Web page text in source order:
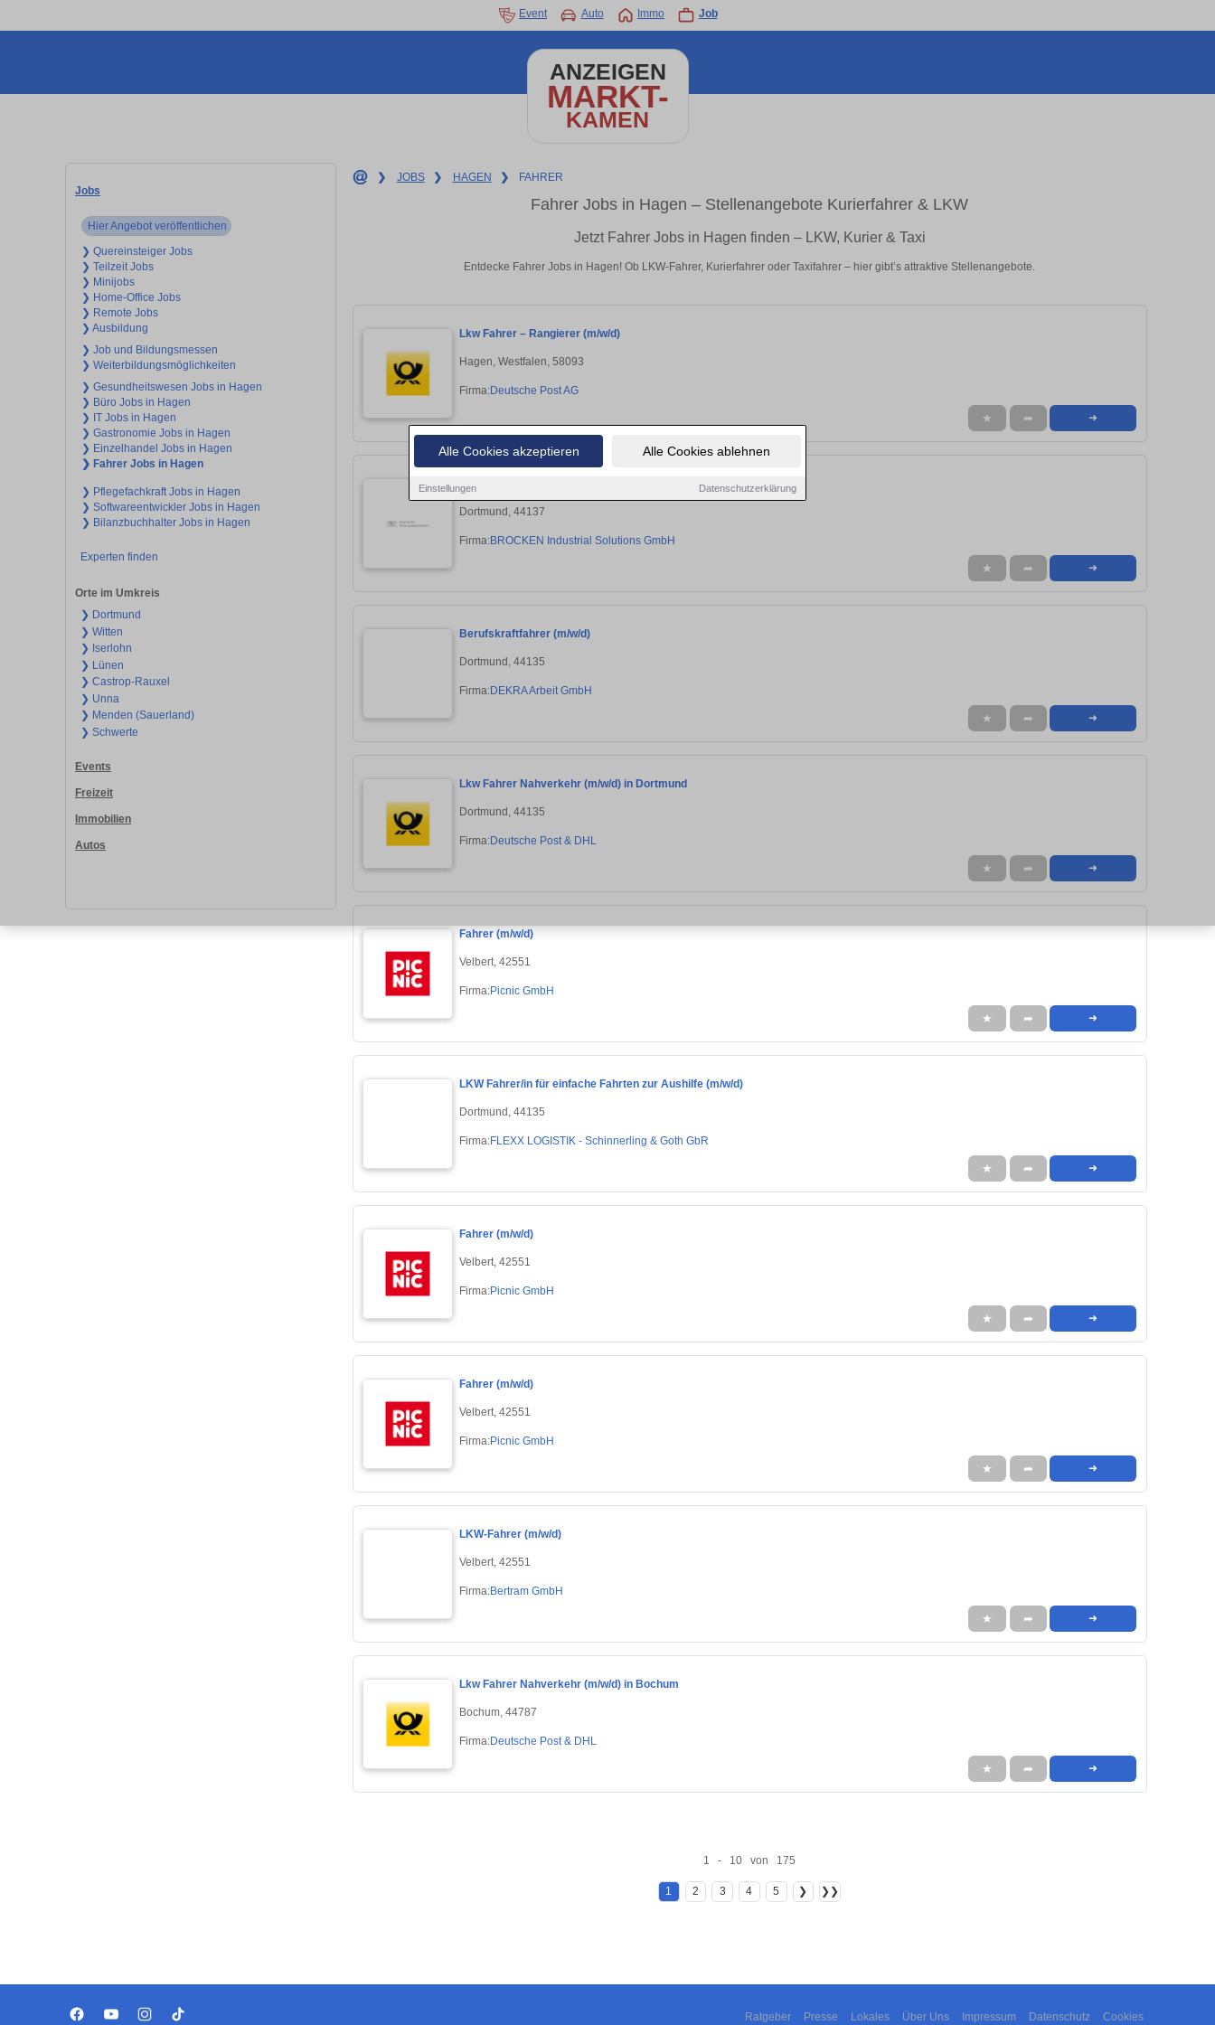
Alle Cookies akzeptieren Alle Cookies ablehnen
Einstellungen Datenschutzerklärung
Event Auto Immo Job
ANZEIGEN
MARKT-
KAMEN
Jobs
Hier Angebot veröffentlichen
❯ Quereinsteiger Jobs
❯ Teilzeit Jobs
❯ Minijobs
❯ Home-Office Jobs
❯ Remote Jobs
❯ Ausbildung
❯ Job und Bildungsmessen
❯ Weiterbildungsmöglichkeiten
❯ Gesundheitswesen Jobs in Hagen
❯ Büro Jobs in Hagen
❯ IT Jobs in Hagen
❯ Gastronomie Jobs in Hagen
❯ Einzelhandel Jobs in Hagen
❯ Fahrer Jobs in Hagen
❯ Pflegefachkraft Jobs in Hagen
❯ Softwareentwickler Jobs in Hagen
❯ Bilanzbuchhalter Jobs in Hagen
Experten finden
Orte im Umkreis
❯ Dortmund
❯ Witten
❯ Iserlohn
❯ Lünen
❯ Castrop-Rauxel
❯ Unna
❯ Menden (Sauerland)
❯ Schwerte
Events
Freizeit
Immobilien
Autos
❯ JOBS ❯ HAGEN ❯ FAHRER
Fahrer Jobs in Hagen – Stellenangebote Kurierfahrer & LKW
Jetzt Fahrer Jobs in Hagen finden – LKW, Kurier & Taxi
Entdecke Fahrer Jobs in Hagen! Ob LKW-Fahrer, Kurierfahrer oder Taxifahrer – hier gibt’s attraktive Stellenangebote.
Lkw Fahrer – Rangierer (m/w/d)
Hagen, Westfalen, 58093
Firma:Deutsche Post AG
★ ➦ ➜
LKW-Fahrer / Maschinenführer (m/w/d) - Saug- & Luftfördertechnik
Dortmund, 44137
Firma:BROCKEN Industrial Solutions GmbH
★ ➦ ➜
Berufskraftfahrer (m/w/d)
Dortmund, 44135
Firma:DEKRA Arbeit GmbH
★ ➦ ➜
Lkw Fahrer Nahverkehr (m/w/d) in Dortmund
Dortmund, 44135
Firma:Deutsche Post & DHL
★ ➦ ➜
Fahrer (m/w/d)
Velbert, 42551
Firma:Picnic GmbH
★ ➦ ➜
LKW Fahrer/in für einfache Fahrten zur Aushilfe (m/w/d)
Dortmund, 44135
Firma:FLEXX LOGISTIK - Schinnerling & Goth GbR
★ ➦ ➜
Fahrer (m/w/d)
Velbert, 42551
Firma:Picnic GmbH
★ ➦ ➜
Fahrer (m/w/d)
Velbert, 42551
Firma:Picnic GmbH
★ ➦ ➜
LKW-Fahrer (m/w/d)
Velbert, 42551
Firma:Bertram GmbH
★ ➦ ➜
Lkw Fahrer Nahverkehr (m/w/d) in Bochum
Bochum, 44787
Firma:Deutsche Post & DHL
★ ➦ ➜
1 - 10 von 175
1 2 3 4 5 ❯ ❯❯
Ratgeber Presse Lokales Über Uns Impressum Datenschutz Cookies